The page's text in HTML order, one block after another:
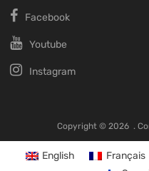
Facebook
Youtube
Instagram
Copyright © 2026 .
English Français